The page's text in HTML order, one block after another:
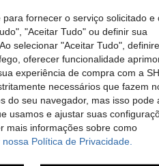
fornecer o serviço solicitado e
"Aceitar Tudo" ou definir sua
selecionar "Aceitar Tudo",
oferecer funcionalidade
experiência de compra com a
necessários que fazem
do seu navegador, mas isso pode
usamos e ajustar suas
mais informações sobre como
Política de Privacidade.